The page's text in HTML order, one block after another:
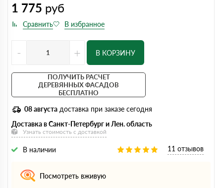
1 775 руб
- + В КОРЗИНУ
ПОЛУЧИТЬ РАСЧЕТ
ДЕРЕВЯННЫХ ФАСАДОВ
БЕСПЛАТНО
08 августа доставка при заказе сегодня
Доставка в Санкт-Петербург и Лен. область
Узнать стоимость с доставкой
В наличии 11 отзывов
Посмотреть вживую